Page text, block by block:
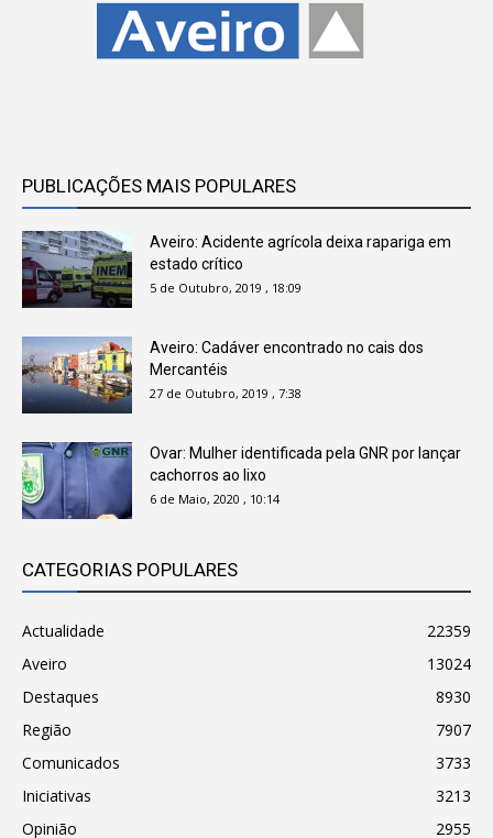
PUBLICAÇÕES MAIS POPULARES
Aveiro: Acidente agrícola deixa rapariga em
estado crítico
5 de Outubro, 2019 , 18:09
Aveiro: Cadáver encontrado no cais dos
Mercantéis
27 de Outubro, 2019 , 7:38
Ovar: Mulher identificada pela GNR por lançar
cachorros ao lixo
6 de Maio, 2020 , 10:14
CATEGORIAS POPULARES
Actualidade
22359
Aveiro
13024
Destaques
8930
Região
7907
Comunicados
3733
Iniciativas
3213
Opinião
2955